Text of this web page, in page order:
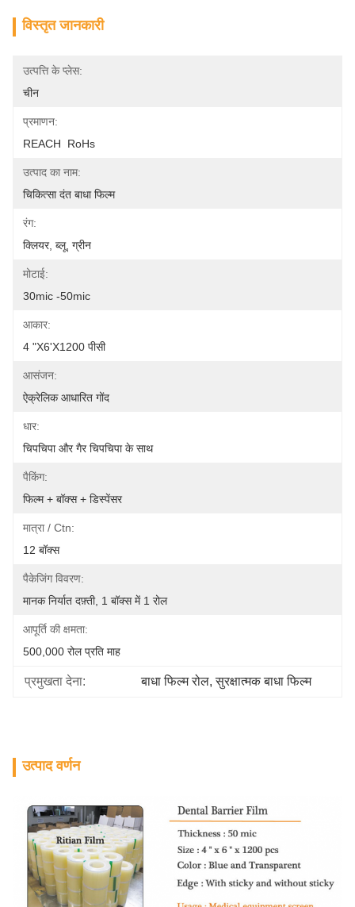
विस्तृत जानकारी
उत्पत्ति के प्लेस:
चीन
प्रमाणन:
REACH  RoHs
उत्पाद का नाम:
चिकित्सा दंत बाधा फिल्म
रंग:
क्लियर, ब्लू, ग्रीन
मोटाई:
30mic -50mic
आकार:
4 "x6'x1200 पीसी
आसंजन:
ऐक्रेलिक आधारित गोंद
धार:
चिपचिपा और गैर चिपचिपा के साथ
पैकिंग:
फिल्म + बॉक्स + डिस्पेंसर
मात्रा / Ctn:
12 बॉक्स
पैकेजिंग विवरण:
मानक निर्यात दफ़्ती, 1 बॉक्स में 1 रोल
आपूर्ति की क्षमता:
500,000 रोल प्रति माह
प्रमुखता देना: बाधा फिल्म रोल, सुरक्षात्मक बाधा फिल्म
उत्पाद वर्णन